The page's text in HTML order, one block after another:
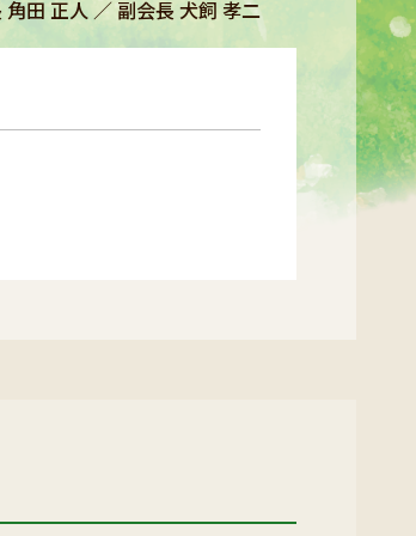
田 正人 ／ 副会長 犬飼 孝二